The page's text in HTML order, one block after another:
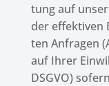
tung auf
der effek­ti­ven
ten Anfra­gen
auf Ihrer
DSGVO)